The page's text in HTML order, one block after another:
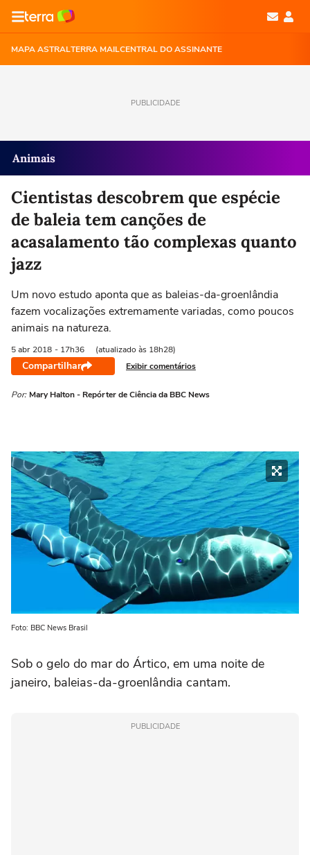
MAPA ASTRALTERRA MAILCENTRAL DO ASSINANTE
PUBLICIDADE
Animais
Cientistas descobrem que espécie
de baleia tem canções de
acasalamento tão complexas quanto
jazz
Um novo estudo aponta que as baleias-da-groenlândia
fazem vocalizações extremamente variadas, como poucos
animais na natureza.
5 abr 2018 - 17h36 (atualizado às 18h28)
Compartilhar Exibir comentários
Por: Mary Halton - Repórter de Ciência da BBC News
Foto: BBC News Brasil
Sob o gelo do mar do Ártico, em uma noite de
janeiro, baleias-da-groenlândia cantam.
PUBLICIDADE